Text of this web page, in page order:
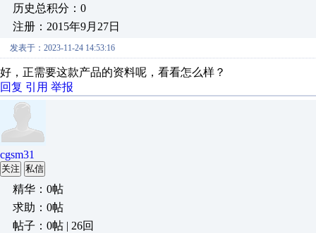
历史总积分：0
注册：2015年9月27日
发表于：2023-11-24 14:53:16
好，正需要这款产品的资料呢，看看怎么样？
回复 引用 举报
cgsm31
关注 私信
精华：0帖
求助：0帖
帖子：0帖 | 26回